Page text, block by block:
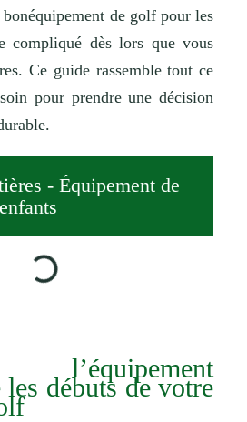
de golf pour les
compliqué dès lors que vous
Ce guide rassemble tout ce
pour prendre une décision
- Équipement de
l’équipement
débuts de votre